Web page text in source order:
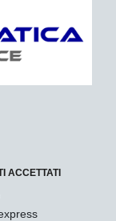
ACCETTATI